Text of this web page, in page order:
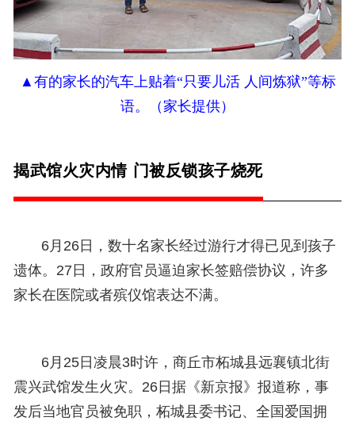
▲ 有的家长的汽车上贴着“只要儿活 人间炼狱”等标
语。（家长提供）
揭武馆火灾内情 门被反锁孩子烧死
6月26日，数十名家长经过游行才得已见到孩子
遗体。27日，政府官员逼迫家长签赔偿协议，许多
家长在医院或者殡仪馆表达不满。
6月25日凌晨3时许，商丘市柘城县远襄镇北街
震兴武馆发生火灾。26日据《新京报》报道称，事
发后当地官员被免职，柘城县委书记、全国爱国拥